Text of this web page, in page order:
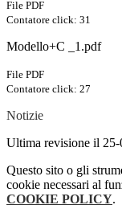
File PDF
Contatore click: 31
Modello+C _1.pdf
File PDF
Contatore click: 27
Notizie
Ultima revisione il 25-
Questo sito o gli
cookie necessari al
COOKIE POLICY.